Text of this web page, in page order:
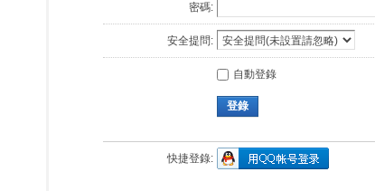
密碼:
安全提問:
自動登錄
登錄
快捷登錄: